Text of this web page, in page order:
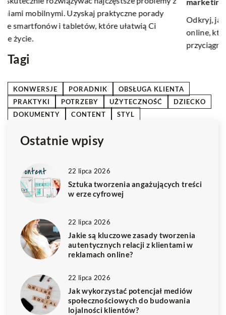
Odkryj, jak tworzyć efektywne strategie marketingowe
online, które zwiększą widoczność Twojej marki,
przyciągną nowych klientów i zmaksymalizują zyski.
Tagi
KONWERSJE PORADNIK
OBSŁUGA KLIENTA
PRAKTYKI
POTRZEBY UŻYTECZNOŚĆ
DZIECKO
DOKUMENTY
CONTENT STYL
Ostatnie wpisy
22 lipca 2026
Sztuka tworzenia angażujących treści
w erze cyfrowej
22 lipca 2026
Jakie są kluczowe zasady tworzenia
autentycznych relacji z klientami w
reklamach online?
22 lipca 2026
Jak wykorzystać potencjał mediów
społecznościowych do budowania
lojalności klientów?